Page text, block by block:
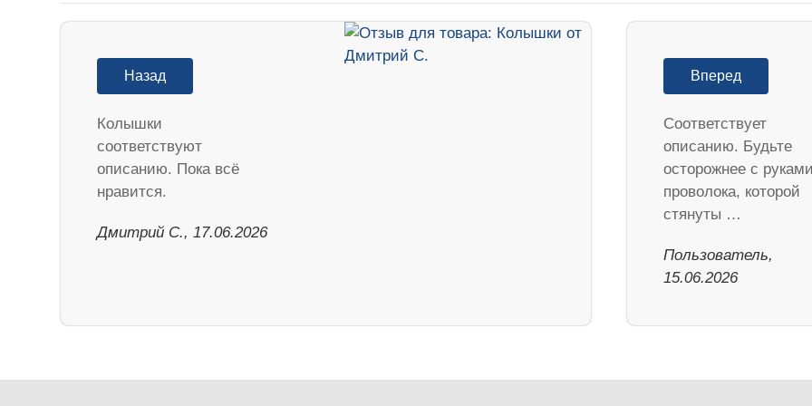
Назад
Колышки
соответствуют
описанию. Пока всё
нравится.
Дмитрий С., 17.06.2026
Вперед
Соответствует
описанию. Будьте
осторожнее с
проволока, которой
стянуты …
Пользователь,
15.06.2026